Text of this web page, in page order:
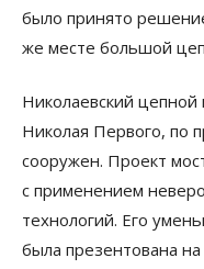
было принято
же месте большой
Николаевский цепной
Николая Первого, по
сооружен. Проект
с применением
технологий. Его
была презентована